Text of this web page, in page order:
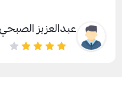
عبدالعزيز الصبحي